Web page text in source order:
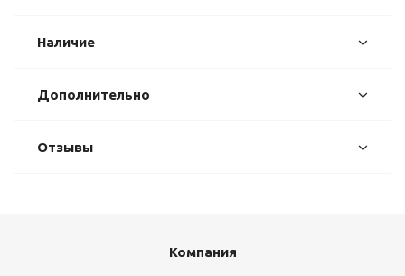
Наличие
Дополнительно
Отзывы
Компания